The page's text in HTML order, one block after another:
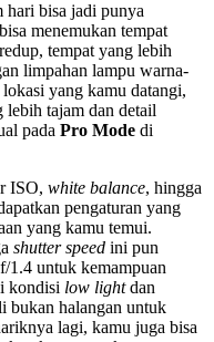
hari bisa jadi punya
menemukan tempat
tempat yang lebih
limpahan lampu warna-
yang kamu datangi,
lebih tajam dan detail
pada Pro Mode di
ISO, white balance, hingga
pengaturan yang
yang kamu temui.
shutter speed ini pun
1.4 untuk kemampuan
kondisi low lightdan
bukan halangan untuk
lagi, kamu juga bisa